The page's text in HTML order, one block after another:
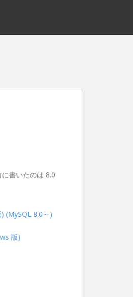
書いたのは 8.0
(MySQL 8.0～)
版)